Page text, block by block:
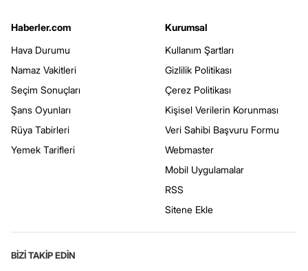
Haberler.com
Hava Durumu
Namaz Vakitleri
Seçim Sonuçları
Şans Oyunları
Rüya Tabirleri
Yemek Tarifleri
Kurumsal
Kullanım Şartları
Gizlilik Politikası
Çerez Politikası
Kişisel Verilerin Korunması
Veri Sahibi Başvuru Formu
Webmaster
Mobil Uygulamalar
RSS
Sitene Ekle
BİZİ TAKİP EDİN